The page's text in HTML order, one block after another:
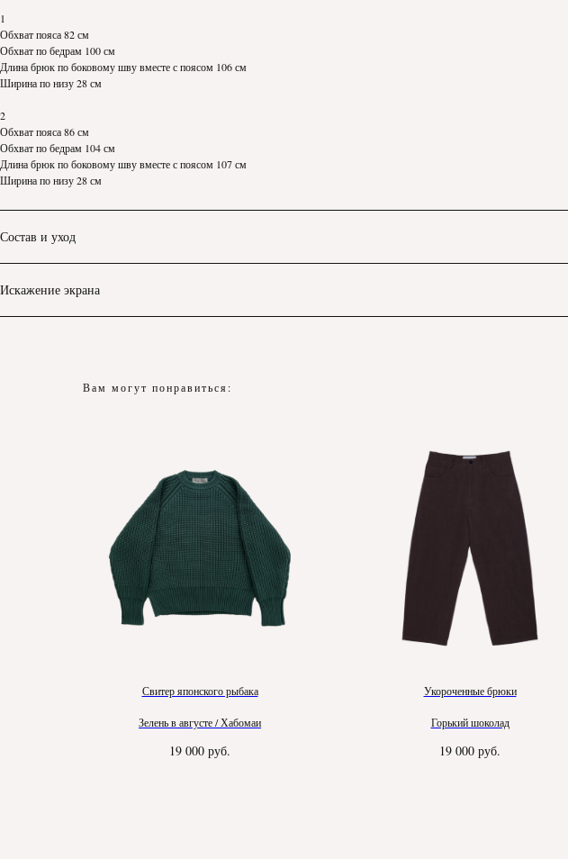
1
Обхват пояса 82 см
Обхват по бедрам 100 см
Длина брюк по боковому шву вместе с поясом 106 см
Ширина по низу 28 см
2
Обхват пояса 86 см
Обхват по бедрам 104 см
Длина брюк по боковому шву вместе с поясом 107 см
Ширина по низу 28 см
Состав и уход
Искажение экрана
Вам могут понравиться:
Свитер японского рыбака
Зелень в августе / Хабомаи
19 000 руб.
Укороченные брюки
Горький шоколад
19 000 руб.